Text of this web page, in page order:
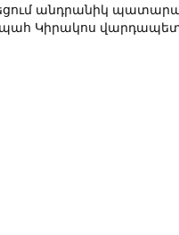
անդրանիկ
Կիրակոս